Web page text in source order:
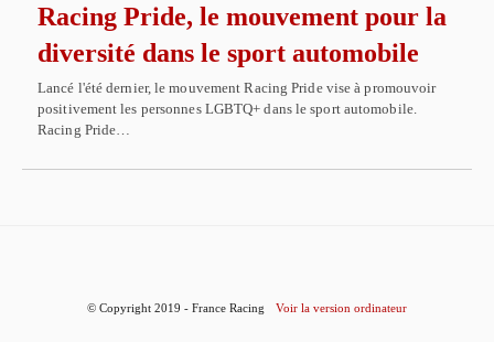
Racing Pride, le mouvement pour la
diversité dans le sport automobile
Lancé l'été dernier, le mouvement Racing Pride vise à promouvoir
positivement les personnes LGBTQ+ dans le sport automobile.
Racing Pride…
© Copyright 2019 - France Racing Voir la version ordinateur